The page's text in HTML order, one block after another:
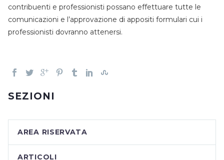
contribuenti e professionisti possano effettuare tutte le
comunicazioni e l’approvazione di appositi formulari cui i
professionisti dovranno attenersi.
SEZIONI
AREA RISERVATA
ARTICOLI